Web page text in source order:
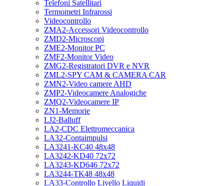
Telefoni Satellitari
Termometri Infrarossi
Videocontrollo
ZMA2-Accessori Videocontrollo
ZMD2-Microscopi
ZME2-Monitor PC
ZMF2-Monitor Video
ZMG2-Registratori DVR e NVR
ZML2-SPY CAM & CAMERA CAR
ZMN2-Video camere AHD
ZMP2-Videocamere Analogiche
ZMQ2-Videocamere IP
ZN1-Memorie
LJ2-Balluff
LA2-CDC Elettromeccanica
LA32-Contaimpulsi
LA3241-KC40 48x48
LA3242-KD40 72x72
LA3243-KD646 72x72
LA3244-TK48 48x48
LA33-Controllo Livello Liquidi